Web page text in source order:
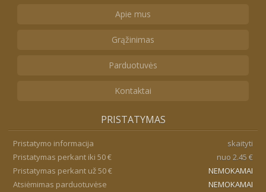
Apie mus
Grąžinimas
Parduotuvės
Kontaktai
PRISTATYMAS
Pristatymo informacija
skaityti
Pristatymas perkant iki 50 €
nuo 2.45 €
Pristatymas perkant už 50 €
NEMOKAMAI
Atsiėmimas parduotuvėse
NEMOKAMAI